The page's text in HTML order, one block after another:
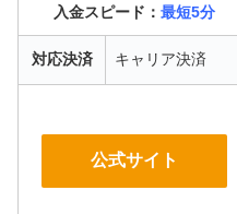
入金スピード： 最短5分
対応決済 キャリア決済
公式サイト